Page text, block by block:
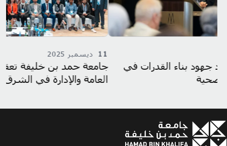
جامعة حمد بن خليفة تعقد مؤتمر رابطة السياسات
العامة والإدارة في الشرق الأوسط 2025